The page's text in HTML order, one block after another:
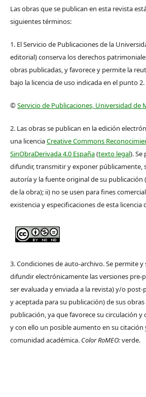
Las obras que se publican en esta revista
siguientes términos:
1. El Servicio de Publicaciones de la
editorial) conserva los derechos
obras publicadas, y favorece y permite la
bajo la licencia de uso indicada en el punto 2.
©Servicio de Publicaciones, Universidad de
2. Las obras se publican en la edición
una licenciaCreative Commons
SinObraDerivada 4.0 España(texto legal). Se
difundir, transmitir y exponer públicamente,
autoría y la fuente original de su publicación
de la obra); ii) no se usen para fines
existencia y especificaciones de esta licencia
3. Condiciones de auto-archivo. Se permite y
difundir electrónicamente las versiones pre-
ser evaluada y enviada a la revista) y/o
y aceptada para su publicación) de sus
publicación, ya que favorece su circulación
y con ello un posible aumento en su citación
comunidad académica. Color RoMEO:verde.